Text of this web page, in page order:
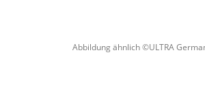
Abbildung ähnlich ©ULTRA